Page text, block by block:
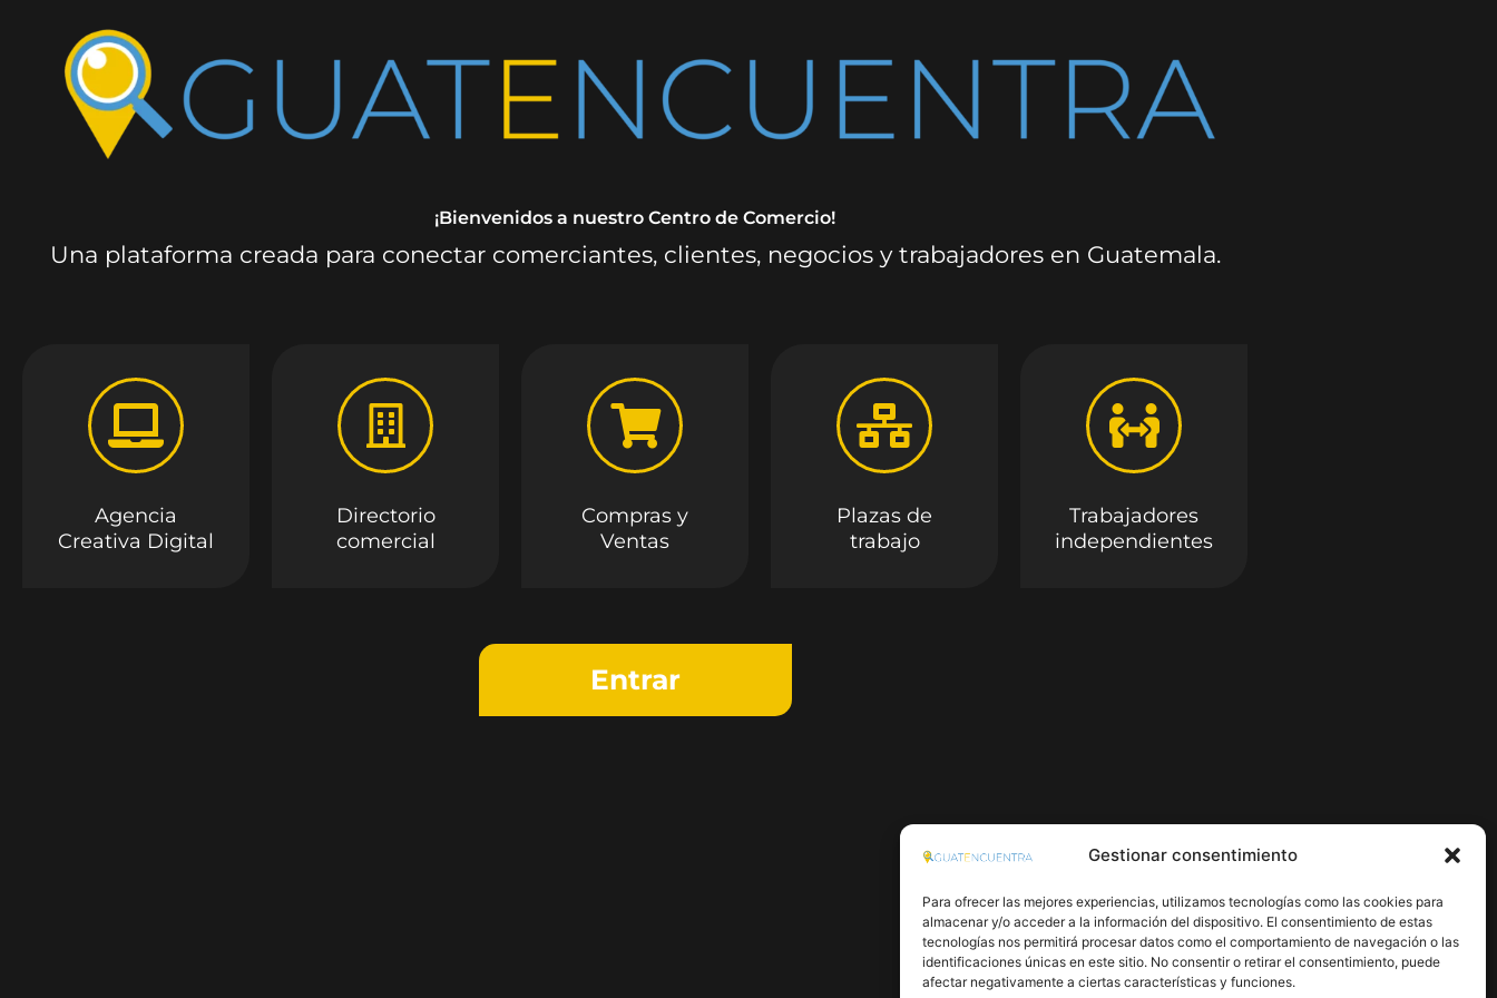
Gestionar consentimiento
Para ofrecer las mejores experiencias, utilizamos tecnologías como las cookies para
almacenar y/o acceder a la información del dispositivo. El consentimiento de estas
tecnologías nos permitirá procesar datos como el comportamiento de navegación o las
identificaciones únicas en este sitio. No consentir o retirar el consentimiento, puede
afectar negativamente a ciertas características y funciones.
¡Bienvenidos a nuestro Centro de Comercio!
Una plataforma creada para conectar comerciantes, clientes, negocios y trabajadores en Guatemala.
Agencia
Creativa Digital
Directorio
comercial
Compras y
Ventas
Plazas de
trabajo
Trabajadores
independientes
Entrar